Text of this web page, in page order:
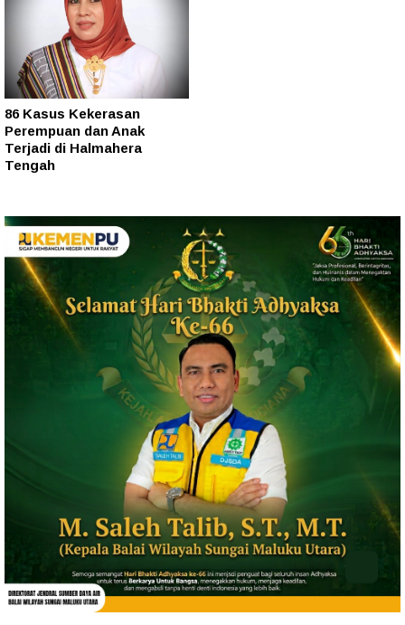
86 Kasus Kekerasan
Perempuan dan Anak
Terjadi di Halmahera
Tengah